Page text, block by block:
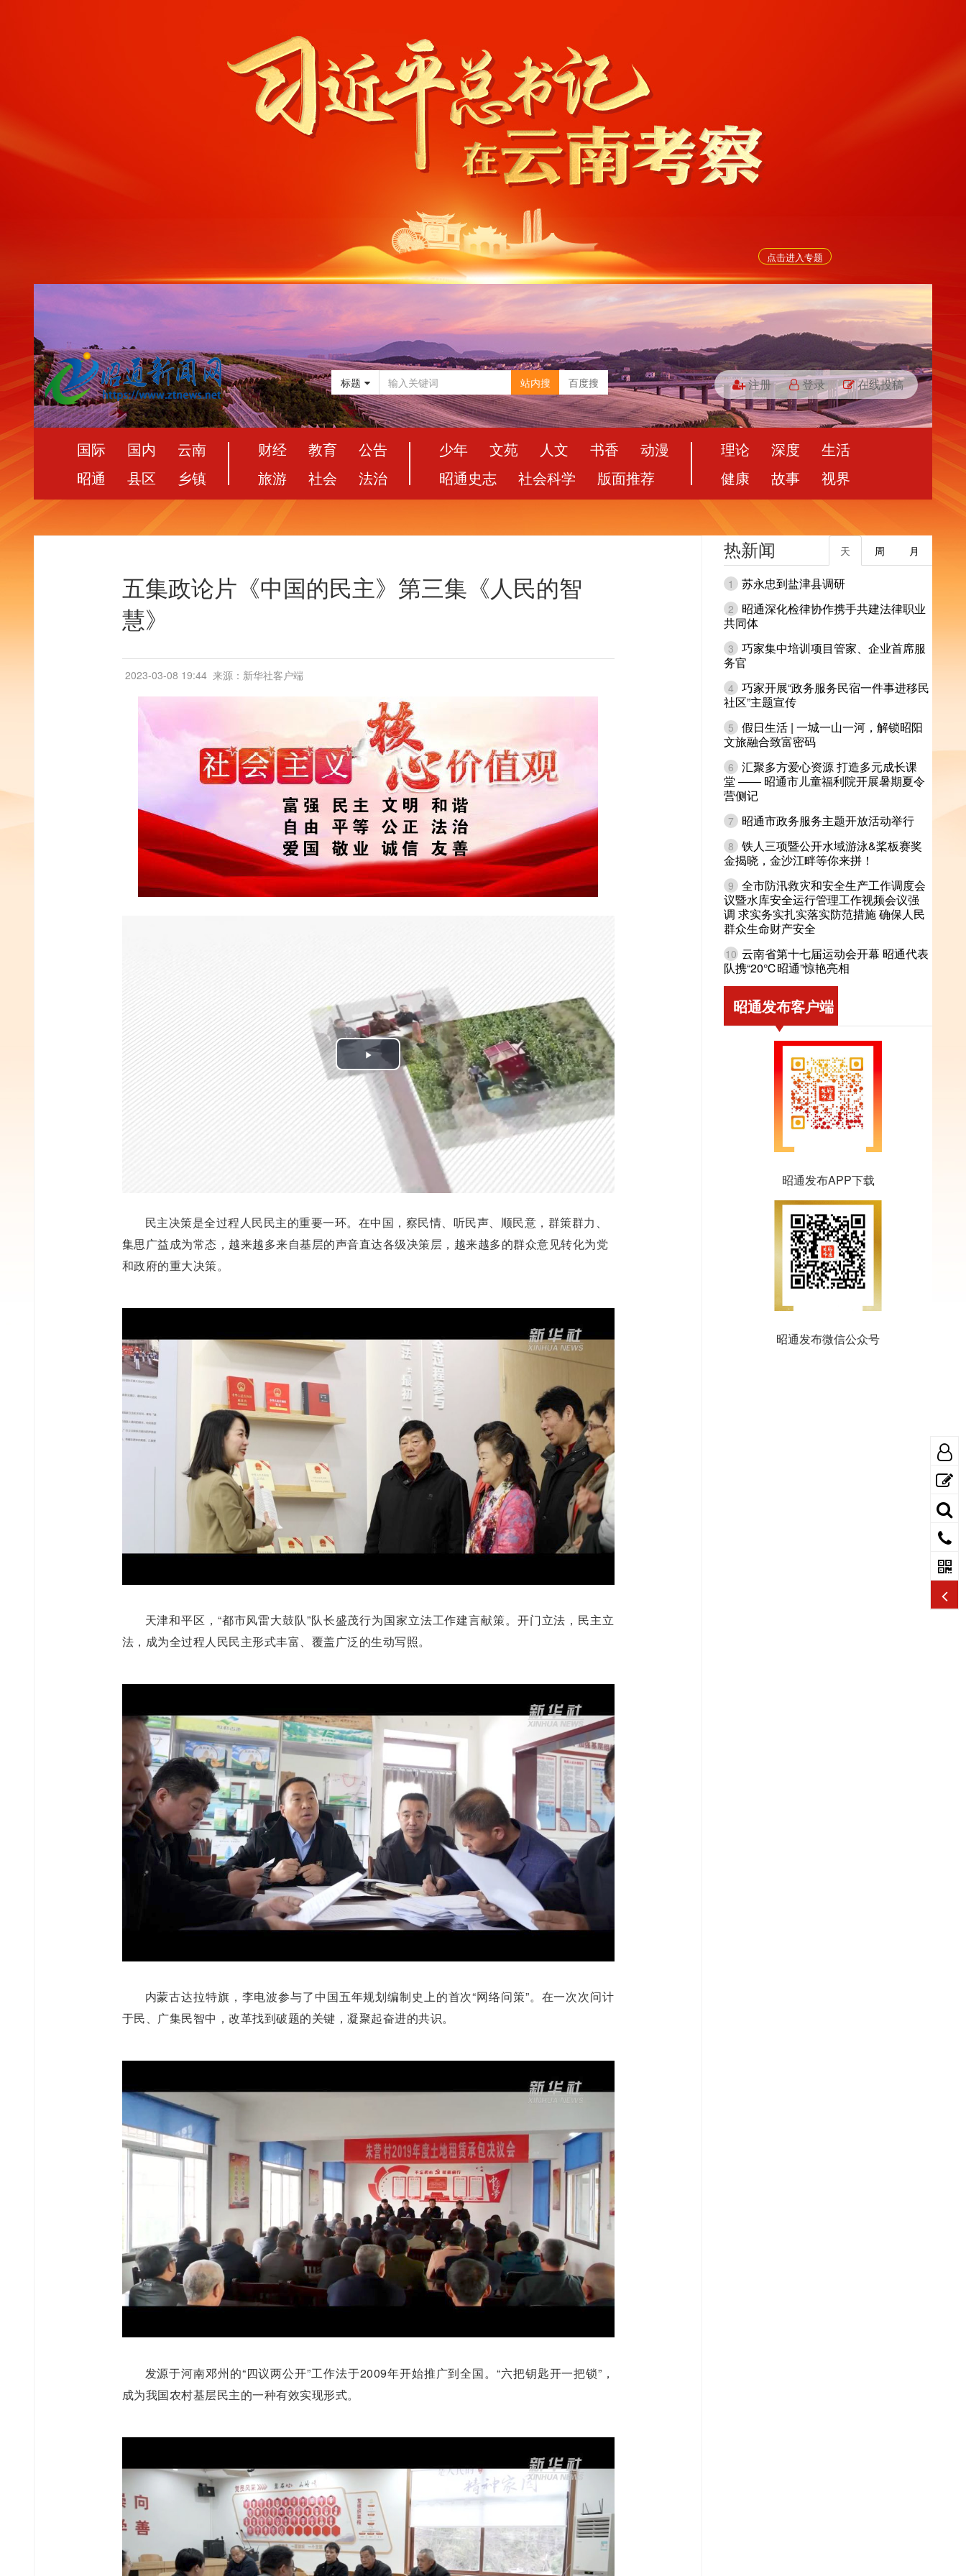
点击进入专题
标题 站内搜 百度搜 注册 登录 在线投稿
国际 国内
云南
昭通
县区 乡镇
财经 教育
公告
旅游
社会 法治
少年 文苑 人文 书香
动漫
昭通史志
社会科学 版面推荐
理论 深度
生活
健康
故事 视界
五集政论片《中国的民主》第三集《人民的智
慧》
2023-03-08 19:44 来源：新华社客户端
Play
Video
民主决策是全过程人民民主的重要一环。在中国，察民情、听民声、顺民意，群策群力、
集思广益成为常态，越来越多来自基层的声音直达各级决策层，越来越多的群众意见转化为党
和政府的重大决策。
天津和平区，“都市风雷大鼓队”队长盛茂行为国家立法工作建言献策。开门立法，民主立
法，成为全过程人民民主形式丰富、覆盖广泛的生动写照。
内蒙古达拉特旗，李电波参与了中国五年规划编制史上的首次“网络问策”。在一次次问计
于民、广集民智中，改革找到破题的关键，凝聚起奋进的共识。
发源于河南邓州的“四议两公开”工作法于2009年开始推广到全国。“六把钥匙开一把锁”，
成为我国农村基层民主的一种有效实现形式。
热新闻 月
周
天
1 苏永忠到盐津县调研
2
昭通深化检律协作携手共建法律职业
共同体
3 巧家集中培训项目管家、企业首席服
务官
4 巧家开展“政务服务民宿一件事进移民
社区”主题宣传
5 假日生活 | 一城一山一河，解锁昭阳
文旅融合致富密码
6 汇聚多方爱心资源 打造多元成长课
堂 —— 昭通市儿童福利院开展暑期夏令
营侧记
7 昭通市政务服务主题开放活动举行
8 铁人三项暨公开水域游泳&桨板赛奖
金揭晓，金沙江畔等你来拼！
9 全市防汛救灾和安全生产工作调度会
议暨水库安全运行管理工作视频会议强
调 求实务实扎实落实防范措施 确保人民
群众生命财产安全
10 云南省第十七届运动会开幕 昭通代表
队携“20℃昭通”惊艳亮相
昭通发布客户端
昭通发布APP下载
昭通发布微信公众号